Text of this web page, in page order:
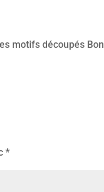
motifs découpés Bon
*